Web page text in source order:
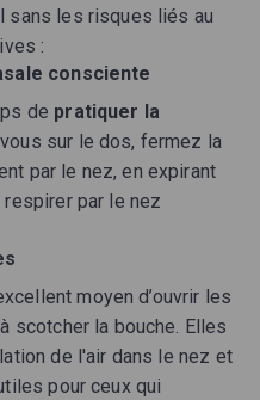
sans les risques liés au
:
consciente
de pratiquer la
sur le dos, fermez la
par le nez, en expirant
respirer par le nez
moyen d’ouvrir les
scotcher la bouche. Elles
de l'air dans le nez et
pour ceux qui